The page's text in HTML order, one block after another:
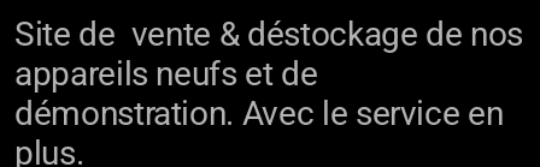
Site de vente & déstockage de nos
appareils neufs et de
démonstration. Avec le service en
plus.